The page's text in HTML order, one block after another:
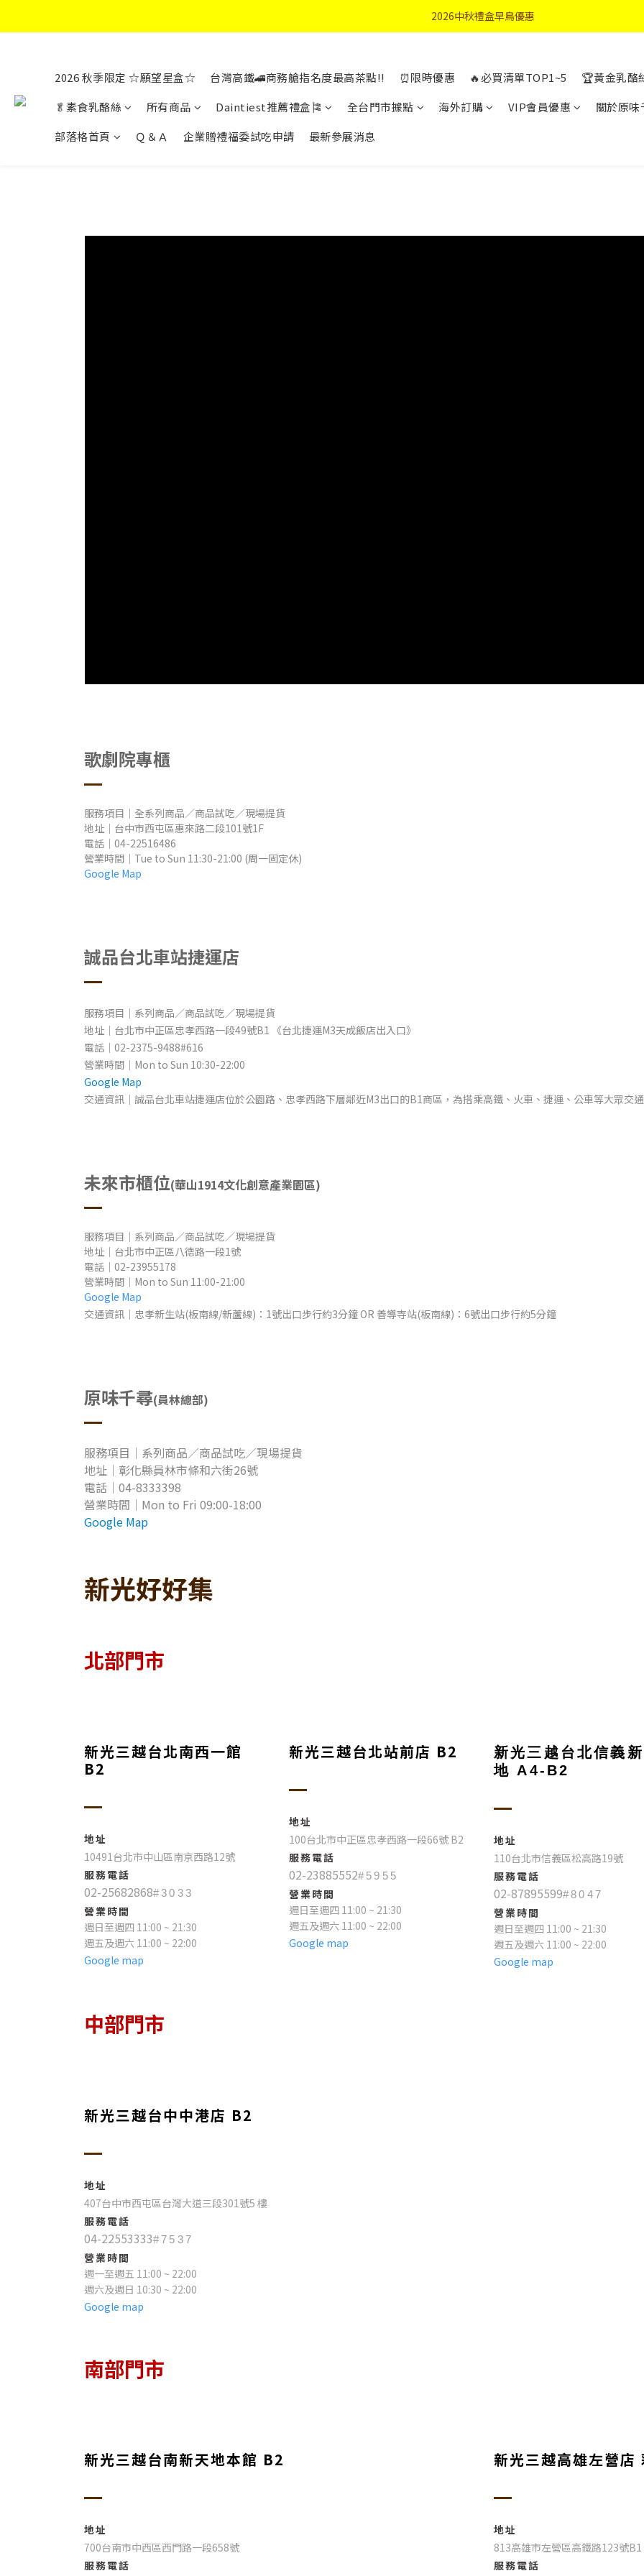
首購優惠輸入"N50"現折50元
2026中秋禮盒早鳥優惠
2026 秋季限定 ☆願望星盒☆ 台灣高鐵🚄商務艙指名度最高茶點!! ⏰限時優惠 🔥必買清單TOP1~5
🏆黃金乳酪
🥬素食乳酪絲
所有商品 Daintiest推薦禮盒🎏 全台門市據點 海外訂購 VIP會員優惠 關於原味
部落格首頁
Ｑ＆Ａ 企業贈禮福委試吃申請 最新參展消息
歌劇院專櫃
服務項目｜全系列商品／商品試吃／現場提貨
地址 ｜ 台中市西屯區惠來路二段101號1F
電話｜04-22516486
營業時間 ｜Tue to Sun 11:30-21:00 (周一固定休)
Google Map
誠品台北車站捷運店
服務項目｜系列商品／商品試吃／現場提貨
地址 ｜台北市中正區忠孝西路一段49號B1 《台北捷運M3天成飯店出入口》
電話｜ 02-2375-9488#616
營業時間 ｜Mon to Sun 10:30-22:00
Google Map
交通資訊｜誠品台北車站捷運店位於公園路、忠孝西路下層鄰近M3出口的B1商區，為搭乘高鐵、火車、捷運、公車等大眾交
未來市櫃位(華山1914文化創意產業園區)
服務項目｜系列商品／商品試吃／現場提貨
地址 ｜ 台北市中正區八德路一段1號
電話｜02-23955178
營業時間 ｜Mon to Sun 11:00-21:00
Google Map
交通資訊｜忠孝新生站(板南線/新蘆線)：1號出口步行約3分鐘 OR 善導寺站(板南線)：6號出口步行約5分鐘
原味千尋(員林總部)
服務項目｜系列商品／商品試吃／現場提貨
地址 ｜ ​彰化縣員林市條和六街26號
電話｜04-8333398
營業時間 ｜Mon to Fri 09:00-18:00
Google Map
新光好好集
北部門市
新光三越台北南西一館
B2
地址
10491台北市中山區南京西路12號
服務電話
02-25682868#3033
營業時間
週日至週四 11:00 ~ 21:30
週五及週六 11:00 ~ 22:00
Google map
新光三越台北站前店 B2
地址
100台北市中正區忠孝西路一段66號 B2
服務電話
02-23885552#5955
營業時間
週日至週四 11:00 ~ 21:30
週五及週六 11:00 ~ 22:00
Google map
新光三越台北信義
地 A4-B2
地址
110台北市信義區松高路19號
服務電話
02-87895599#8047
營業時間
週日至週四 11:00 ~ 21:30
週五及週六 11:00 ~ 22:00
Google map
中部門市
新光三越台中中港店 B2
地址
407台中市西屯區台灣大道三段301號5 樓
服務電話
04-22553333#7537
營業時間
週一至週五 11:00 ~ 22:00
週六及週日 10:30 ~ 22:00
Google map
南部門市
新光三越台南新天地本館 B2
地址
700台南市中西區西門路一段658號
服務電話
新光三越高雄左營店
地址
813高雄市左營區高鐵路123號B1
服務電話